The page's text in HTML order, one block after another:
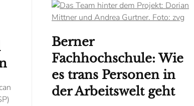
Berner
Fachhochschule: Wie
es trans Personen in
der Arbeitswelt geht